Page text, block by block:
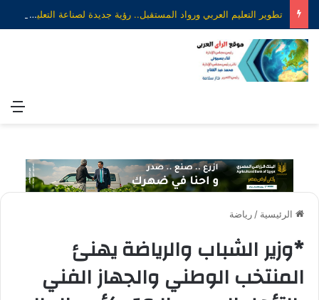
تطوير التعليم العربي ورواد المستقبل.. رؤية جديدة لصناعة التعليم الذكي
الرئيسية /رياضة
*وزير الشباب والرياضة يهنئ
المنتخب الوطني والجهاز الفني